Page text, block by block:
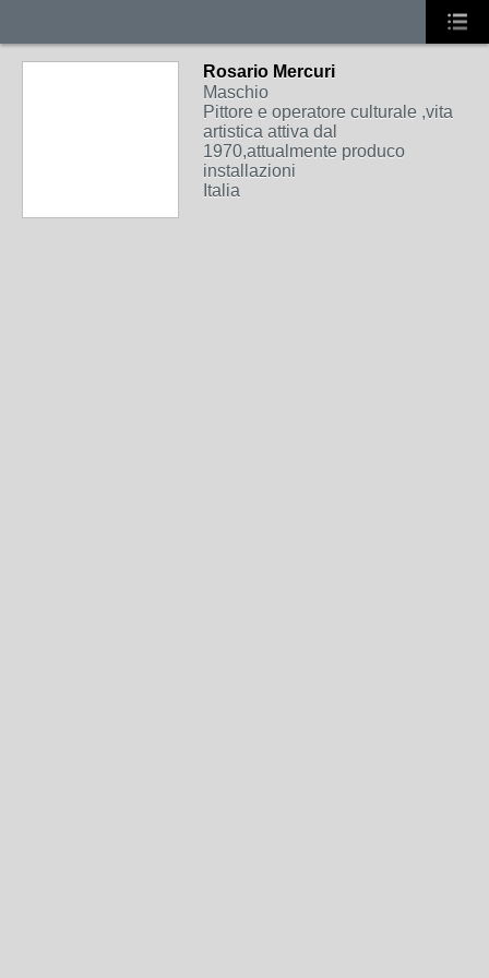
Rosario Mercuri
Maschio
Pittore e operatore culturale ,vita
artistica attiva dal
1970,attualmente produco
installazioni
Italia